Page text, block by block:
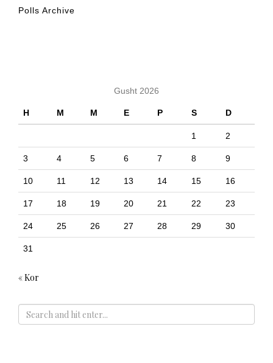
Polls Archive
Gusht 2026
H M M E P S D
1 2
3 4 5 6 7 8 9
10 11 12 13 14 15 16
17 18 19 20 21 22 23
24 25 26 27 28 29 30
31
« Kor